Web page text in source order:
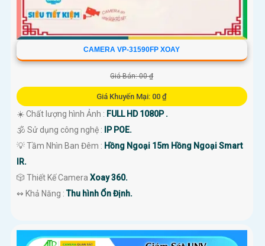
CAMERA VP-31590FP XOAY
Giá Bán: 00 ₫
Giá Khuyến Mại: 00 ₫
☀️ Chất lượng hình Ảnh : FULL HD 1080P .
🕉️ Sử dụng công nghệ :
IP POE.
💡 Tầm Nhìn Ban Đêm : Hồng Ngoại 15m Hồng Ngoại Smart
IR.
🎲 Thiết Kế Camera Xoay 360.
️↭ Khả Năng :Thu hình Ổn Định.